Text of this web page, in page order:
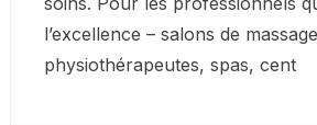
l’excellence – salons de
physiothérapeutes, spas, cent